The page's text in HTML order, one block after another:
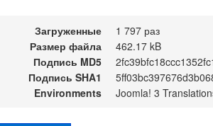
Загруженные
1 797 раз
Размер файла
462.17 kB
Подпись MD5
Подпись SHA1
Environments
Joomla! 3